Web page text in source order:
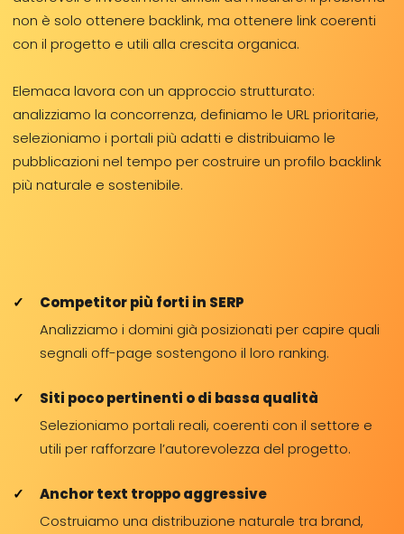
non è solo ottenere backlink, ma ottenere link coerenti
con il progetto e utili alla crescita organica.
Elemaca lavora con un approccio strutturato:
analizziamo la concorrenza, definiamo le URL prioritarie,
selezioniamo i portali più adatti e distribuiamo le
pubblicazioni nel tempo per costruire un profilo backlink
più naturale e sostenibile.
Competitor più forti in SERP
Analizziamo i domini già posizionati per capire quali
segnali off-page sostengono il loro ranking.
Siti poco pertinenti o di bassa qualità
Selezioniamo portali reali, coerenti con il settore e
utili per rafforzare l’autorevolezza del progetto.
Anchor text troppo aggressive
Costruiamo una distribuzione naturale tra brand,